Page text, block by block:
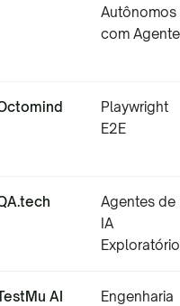
Autônomos
com
Playwright
E2E
Agentes de
IA
AI
Engenharia